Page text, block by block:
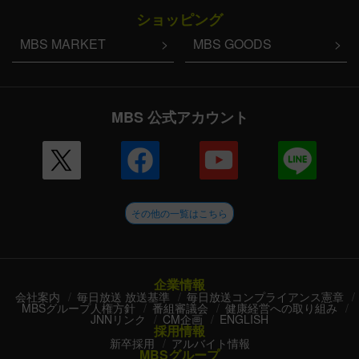
ショッピング
MBS MARKET MBS GOODS
MBS 公式アカウント
その他の一覧はこちら
企業情報
会社案内 毎日放送 放送基準 毎日放送コンプライアンス憲章
MBSグループ人権方針 番組審議会 健康経営への取り組み
JNNリンク CM企画 ENGLISH
採用情報
新卒採用 アルバイト情報
MBSグループ